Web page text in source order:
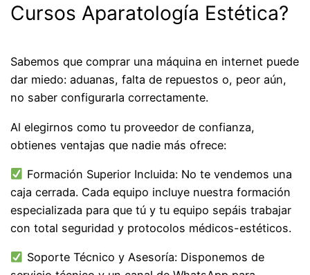
Cursos Aparatología Estética?
Sabemos que comprar una máquina en internet puede
dar miedo: aduanas, falta de repuestos o, peor aún,
no saber configurarla correctamente.
Al elegirnos como tu proveedor de confianza,
obtienes ventajas que nadie más ofrece:
Formación Superior Incluida: No te vendemos una
caja cerrada. Cada equipo incluye nuestra formación
especializada para que tú y tu equipo sepáis trabajar
con total seguridad y protocolos médicos-estéticos.
Soporte Técnico y Asesoría: Disponemos de